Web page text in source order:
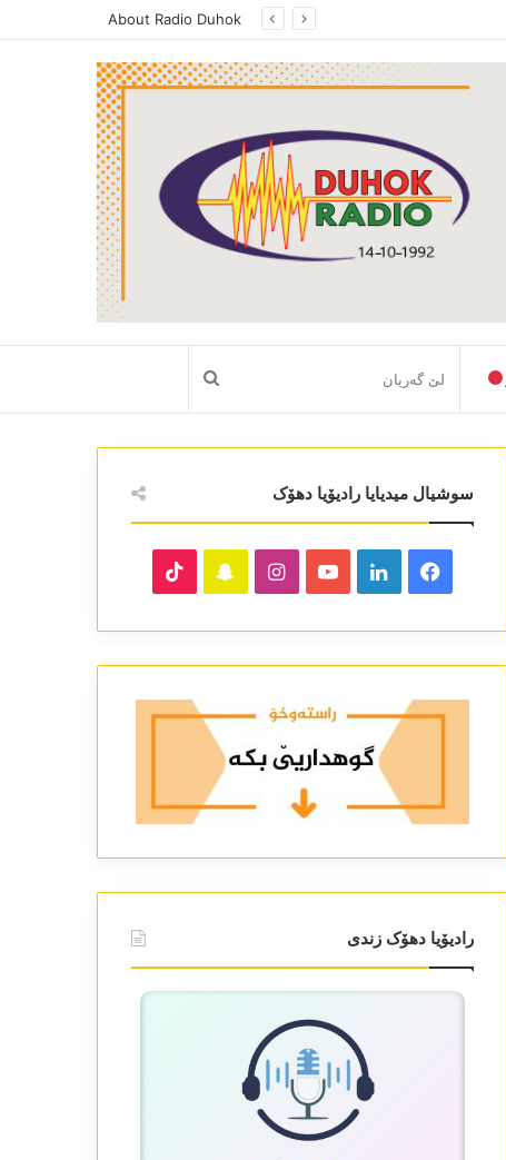
About Radio Duhok
لێ
گەریان
سوشیال میدیایا رادیۆیا دھۆک
Facebook
LinkedIn
YouTube
Instagram
Snapchat
رادیۆیا دھۆک زندی